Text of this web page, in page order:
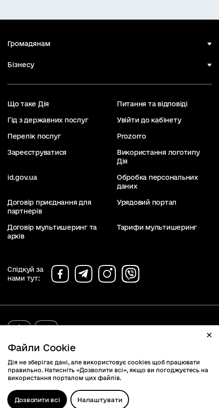
Файли Cookie
Дія не зберігає дані, але використовує cookies щоб працювати
правильно. Натисніть «Дозволити всі», якщо ви погоджуєтесь на
використання порталом цих файлів.
Дозволити всі Налаштувати
Громадянам
Бізнесу
Що таке Дія Питання та відповіді
Гід з державних послуг Увійти до кабінету
Перелік послуг Prozorro
Зареєструватися
Використання логотипу
Дія
id.gov.ua
Обробка персональних
даних
Договір приєднання для
партнерів
Урядовий портал
Договір мультишеринг та
архів
Тарифи мультишеринг
Слідкуй за
нами тут: